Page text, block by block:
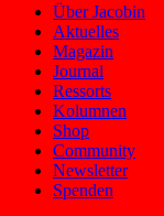
Über Jacobin
Aktuelles
Magazin
Journal
Ressorts
Kolumnen
Shop
Community
Newsletter
Spenden